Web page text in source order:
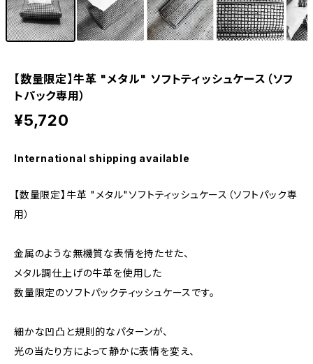
【数量限定】牛革 "メタル" ソフトティッシュケース（ソフ
トパック専用）
¥5,720
International shipping available
【数量限定】牛革 "メタル"ソフトティッシュケース（ソフトパック専
用）
金属のような無機質な表情を持たせた、
メタル調仕上げの牛革を使用した
数量限定のソフトパックティッシュケースです。
細かな凹凸と規則的なパターンが、
光の当たり方によって静かに表情を変え、